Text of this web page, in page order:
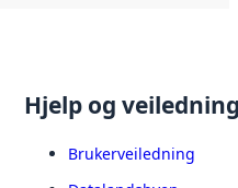
Hjelp og
Brukerveiledning